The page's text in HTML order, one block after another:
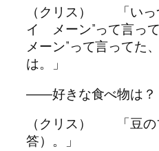
（クリス） 「いっ
イ メーン”って言っ
メーン”って言ってた
は。」
――好きな食べ物は？
（クリス） 「豆の
答）。」